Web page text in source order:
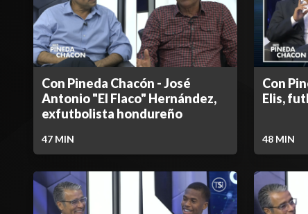
Con Pineda Chacón - José
Antonio "El Flaco" Hernández,
exfutbolista hondureño
47 MIN
Con
Elis,
48 MIN